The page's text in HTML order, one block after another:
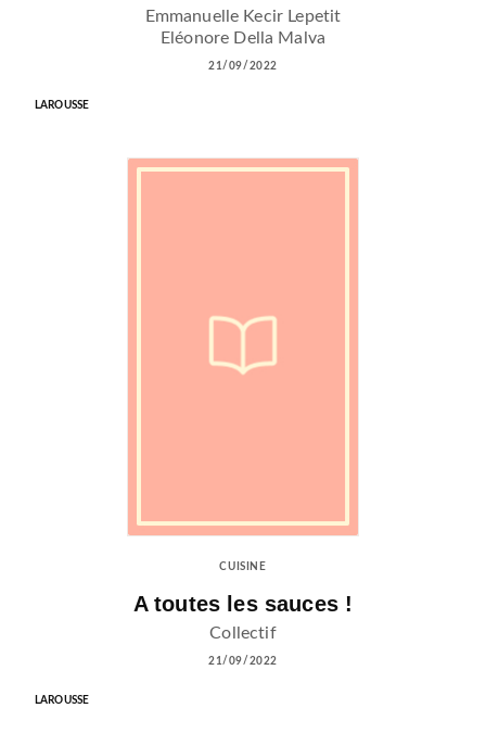
Emmanuelle Kecir Lepetit
Eléonore Della Malva
21/09/2022
LAROUSSE
CUISINE
A toutes les sauces !
Collectif
21/09/2022
LAROUSSE